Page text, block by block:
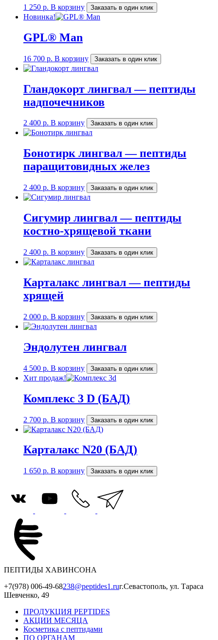
1 250 р. В корзину Заказать в один клик
Новинка!
GPL® Man
16 700 р. В корзину Заказать в один клик
Гландокорт лингвал — пептиды
надпочечников
2 400 р. В корзину Заказать в один клик
Бонотирк лингвал — пептиды
паращитовидных желез
2 400 р. В корзину Заказать в один клик
Сигумир лингвал — пептиды
костно-хрящевой ткани
2 400 р. В корзину Заказать в один клик
Карталакс лингвал — пептиды
хрящей
2 000 р. В корзину Заказать в один клик
Эндолутен лингвал
4 500 р. В корзину Заказать в один клик
Хит продаж!
Комплекс 3 D (БАД)
2 700 р. В корзину Заказать в один клик
Карталакс N20 (БАД)
1 650 р. В корзину Заказать в один клик
ПЕПТИДЫ ХАВИНСОНА
+7(978) 006-49-68238@peptides1.ruг.Севастополь, ул. Тараса
Шевченко, 49
ПРОДУКЦИЯ PEPTIDES
АКЦИИ МЕСЯЦА
Косметика с пептидами
ПО ОРГАНАМ